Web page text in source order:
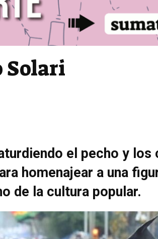
Solari
el pecho y los
homenajear a una
de la cultura popular.